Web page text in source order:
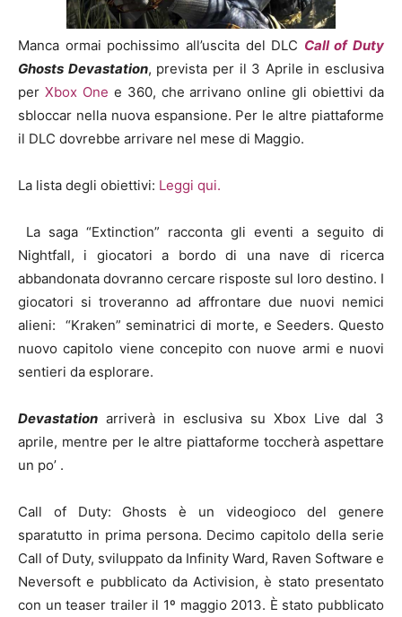
Manca ormai pochissimo all’uscita del DLC Call of Duty
Ghosts Devastation, prevista per il 3 Aprile in esclusiva
per Xbox One e 360, che arrivano online gli obiettivi da
sbloccar nella nuova espansione. Per le altre piattaforme
il DLC dovrebbe arrivare nel mese di Maggio.
La lista degli obiettivi: Leggi qui.
La saga “Extinction” racconta gli eventi a seguito di
Nightfall, i giocatori a bordo di una nave di ricerca
abbandonata dovranno cercare risposte sul loro destino. I
giocatori si troveranno ad affrontare due nuovi nemici
alieni: “Kraken” seminatrici di morte, e Seeders. Questo
nuovo capitolo viene concepito con nuove armi e nuovi
sentieri da esplorare.
Devastation arriverà in esclusiva su Xbox Live dal 3
aprile, mentre per le altre piattaforme toccherà aspettare
un po’ .
Call of Duty: Ghosts è un videogioco del genere
sparatutto in prima persona. Decimo capitolo della serie
Call of Duty, sviluppato da Infinity Ward, Raven Software e
Neversoft e pubblicato da Activision, è stato presentato
con un teaser trailer il 1º maggio 2013. È stato pubblicato